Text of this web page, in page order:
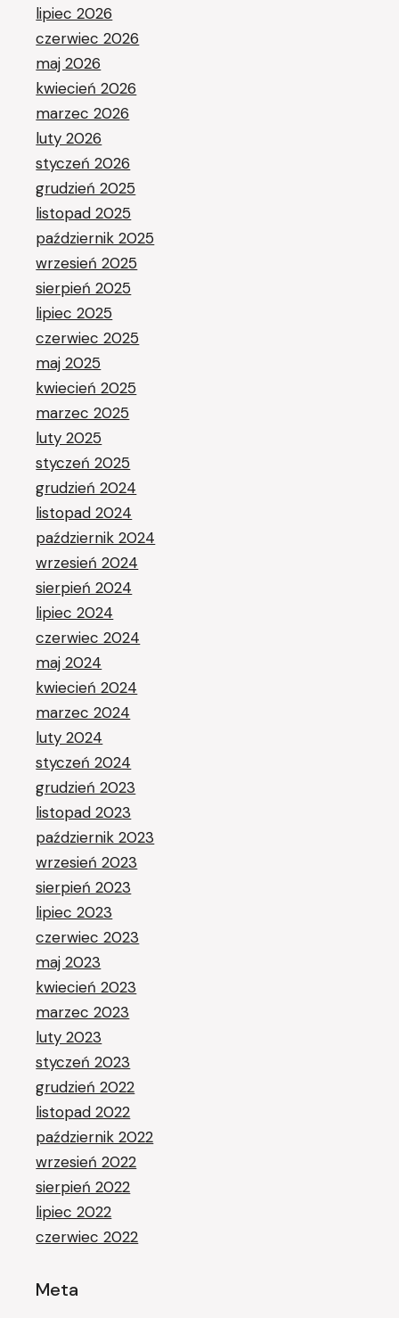
lipiec 2026
czerwiec 2026
maj 2026
kwiecień 2026
marzec 2026
luty 2026
styczeń 2026
grudzień 2025
listopad 2025
październik 2025
wrzesień 2025
sierpień 2025
lipiec 2025
czerwiec 2025
maj 2025
kwiecień 2025
marzec 2025
luty 2025
styczeń 2025
grudzień 2024
listopad 2024
październik 2024
wrzesień 2024
sierpień 2024
lipiec 2024
czerwiec 2024
maj 2024
kwiecień 2024
marzec 2024
luty 2024
styczeń 2024
grudzień 2023
listopad 2023
październik 2023
wrzesień 2023
sierpień 2023
lipiec 2023
czerwiec 2023
maj 2023
kwiecień 2023
marzec 2023
luty 2023
styczeń 2023
grudzień 2022
listopad 2022
październik 2022
wrzesień 2022
sierpień 2022
lipiec 2022
czerwiec 2022
Meta